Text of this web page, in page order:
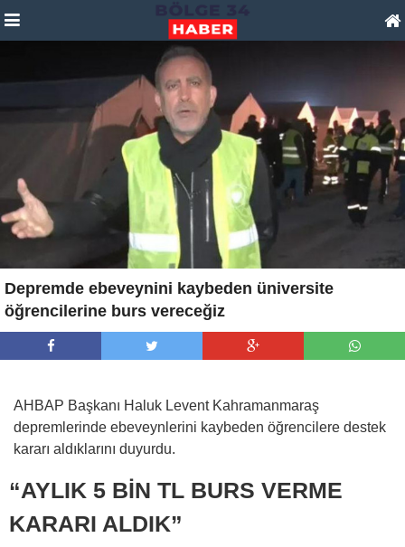
Depremde ebeveynini kaybeden üniversite
öğrencilerine burs vereceğiz
AHBAP Başkanı Haluk Levent Kahramanmaraş
depremlerinde ebeveynlerini kaybeden öğrencilere destek
kararı aldıklarını duyurdu.
“AYLIK 5 BİN TL BURS VERME
KARARI ALDIK”